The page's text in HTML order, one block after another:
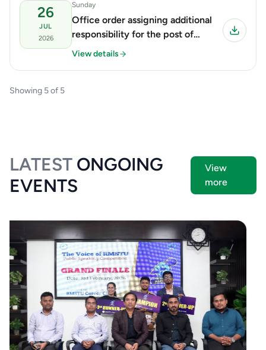
26
JUL
2026
Sunday
Office order assigning additional
responsibility for the post of
'Administrator' in the Transport
View details
Showing 5of 5
LATEST ONGOING
EVENTS
View
more
Event
রাবিপ্রবি’তে Hult Prize এর ফাইনাল প্রতিযোগিতা অনুষ্ঠিত
Read Full